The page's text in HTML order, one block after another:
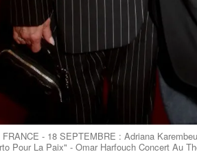
FRANCE - 18 SEPTEMBRE : Adriana
Pour La Paix" - Omar Harfouch Concert Au